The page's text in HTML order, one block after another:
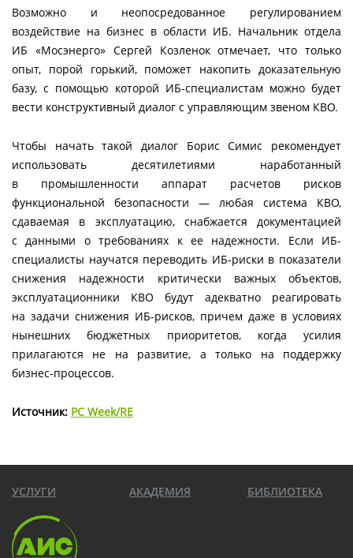
Возможно и неопосредованное регулированием
воздействие на бизнес в области ИБ. Начальник отдела
ИБ «Мосэнерго» Сергей Козленок отмечает, что только
опыт, порой горький, поможет накопить доказательную
базу, с помощью которой ИБ-специалистам можно будет
вести конструктивный диалог с управляющим звеном КВО.
Чтобы начать такой диалог Борис Симис рекомендует
использовать десятилетиями наработанный
в промышленности аппарат расчетов рисков
функциональной безопасности — любая система КВО,
сдаваемая в эксплуатацию, снабжается документацией
с данными о требованиях к ее надежности. Если ИБ-
специалисты научатся переводить ИБ-риски в показатели
снижения надежности критически важных объектов,
эксплуатационники КВО будут адекватно реагировать
на задачи снижения ИБ-рисков, причем даже в условиях
нынешних бюджетных приоритетов, когда усилия
прилагаются не на развитие, а только на поддержку
бизнес-процессов.
Источник: PC Week/RE
УСЛУГИ АКАДЕМИЯ БИБЛИОТЕКА